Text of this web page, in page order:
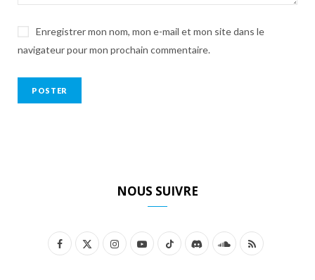
Enregistrer mon nom, mon e-mail et mon site dans le
navigateur pour mon prochain commentaire.
NOUS SUIVRE
F
I
Y
T
D
S
R